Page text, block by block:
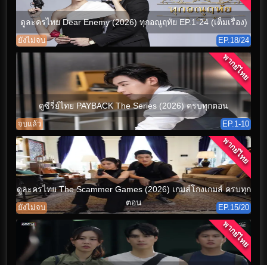
ดูละครไทย Dear Enemy (2026) ทุกอณูฤทัย EP.1-24 (เต็มเรื่อง)
ยังไม่จบ EP.18/24
ดูซีรี่ย์ไทย PAYBACK The Series (2026) ครบทุกตอน
จบแล้ว EP.1-10
พากย์ไทย
ดูละครไทย The Scammer Games (2026) เกมส์โกงเกมส์ ครบทุก
ตอน
ยังไม่จบ EP.15/20
พากย์ไทย
พากย์ไทย